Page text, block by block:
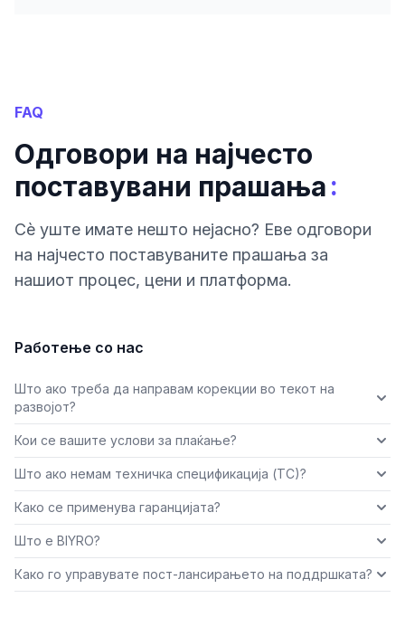
FAQ
Одговори на најчесто
поставувани прашања:
Сè уште имате нешто нејасно? Еве одговори
на најчесто поставуваните прашања за
нашиот процес, цени и платформа.
Работење со нас
Што ако треба да направам корекции во текот на
развојот?
Кои се вашите услови за плаќање?
Што ако немам техничка спецификација (ТС)?
Како се применува гаранцијата?
Што е BIYRO?
Како го управувате пост-лансирањето на поддршката?